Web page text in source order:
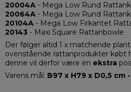
20004A - Mega Low Rund
20064A - Mega Low Rund
20104A - Mega Low Firkantet
20143 - Maxi Square Rattanbowle
Der følger altid 1 x matchende
ovenstående rattanprodukter købt
denne vil derfor være en ekstra
Varens mål: B97 x H79 x D0,5 cm